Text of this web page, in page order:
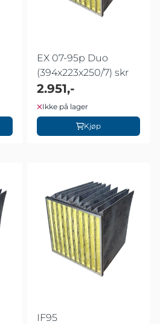
EX 07-95p Duo
(394x223x250/7) skr
2.951,-
Ikke på lager
Kjøp
IF95